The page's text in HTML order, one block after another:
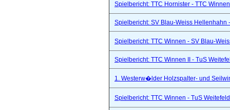
Spielbericht: TTC Hornister - TTC
Spielbericht: SV Blau-Weiss Hellenhahn
Spielbericht: TTC Winnen - SV Blau-
Spielbericht: TTC Winnen II - TuS
1. Westerw�lder Holzspalter- und
Spielbericht: TTC Winnen - TuS